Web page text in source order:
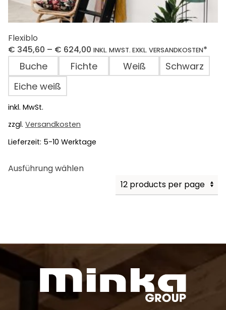
Flexiblo
€ 345,60 – € 624,00 INKL. MWST. EXKL. VERSANDKOSTEN*
Buche Fichte Weiß
Schwarz
Eiche weiß
inkl. MwSt.
zzgl. Versandkosten
Lieferzeit: 5-10 Werktage
Ausführung wählenProdukt
mehrere
auf
Produktseite